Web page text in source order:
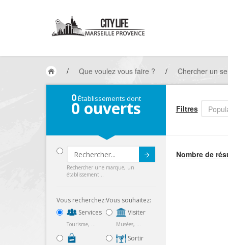
/ Que voulez vous faire ? / Chercher un
0Établissements dont
0 ouverts
Submit
Rechercher une marque, un
établissement...
Vous recherchez:
Services
Tourisme, ...
Vous souhaitez:
Visiter
Musées, ...
Sortir
Filtres
Nombre de